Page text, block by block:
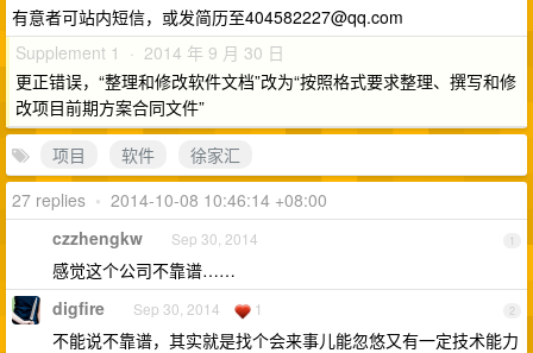
有意者可站内短信，或发简历至404582227@qq.com
Supplement 1 · 2014 年 9 月 30 日
更正错误，“整理和修改软件文档”改为“按照格式要求整理、撰写和修
改项目前期方案合同文件”
项目
软件
徐家汇
27 replies • 2014-10-08 10:46:14 +08:00
1
czzhengkw Sep 30, 2014
感觉这个公司不靠谱……
2
digfire Sep 30, 2014 1
不能说不靠谱，其实就是找个会来事儿能忽悠又有一定技术能力